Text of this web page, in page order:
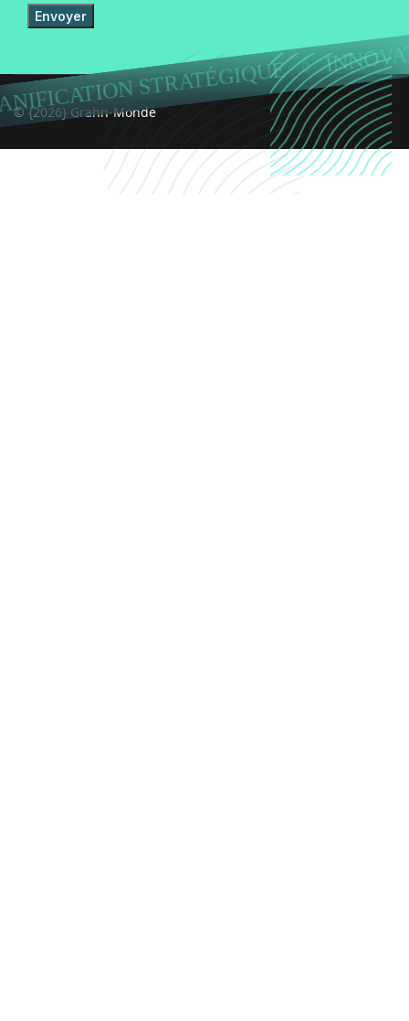
STRATÉGIQUE
Envoyer
© {2026} Grahn-Monde